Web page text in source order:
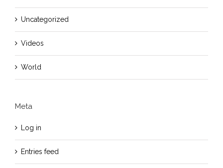
Uncategorized
Videos
World
Meta
Log in
Entries feed